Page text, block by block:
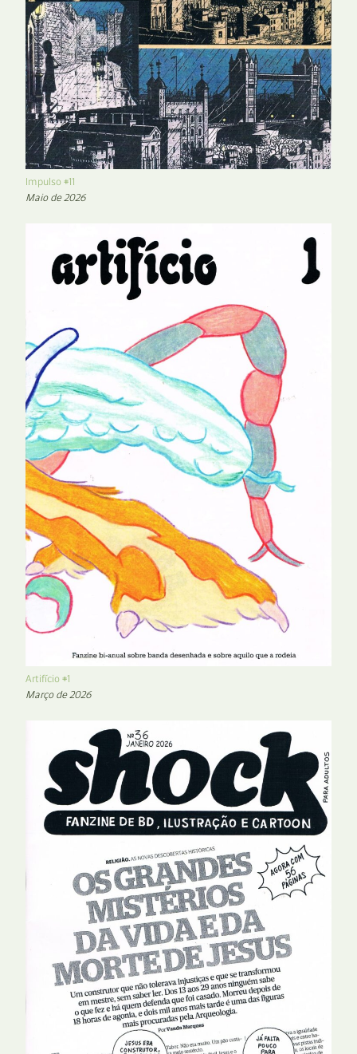
Impulso #11
Maio de 2026
Artifício #1
Março de 2026